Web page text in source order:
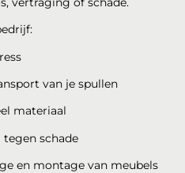
van je spullen
materiaal
tegen schade
en montage van meubels